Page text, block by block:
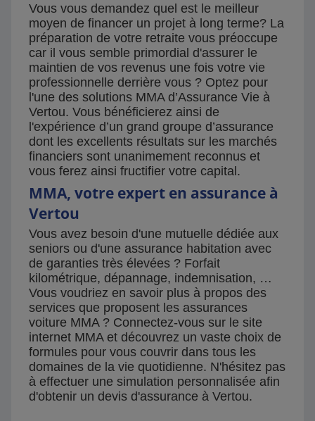
Vous vous demandez quel est le meilleur
moyen de financer un projet à long terme? La
préparation de votre retraite vous préoccupe
car il vous semble primordial d'assurer le
maintien de vos revenus une fois votre vie
professionnelle derrière vous ? Optez pour
l'une des solutions MMA d’Assurance Vie à
Vertou. Vous bénéficierez ainsi de
l'expérience d’un grand groupe d’assurance
dont les excellents résultats sur les marchés
financiers sont unanimement reconnus et
vous ferez ainsi fructifier votre capital.
MMA, votre expert en assurance à
Vertou
Vous avez besoin d'une mutuelle dédiée aux
seniors ou d'une assurance habitation avec
de garanties très élevées ? Forfait
kilométrique, dépannage, indemnisation, …
Vous voudriez en savoir plus à propos des
services que proposent les assurances
voiture MMA ? Connectez-vous sur le site
internet MMA et découvrez un vaste choix de
formules pour vous couvrir dans tous les
domaines de la vie quotidienne. N'hésitez pas
à effectuer une simulation personnalisée afin
d'obtenir un devis d'assurance à Vertou.